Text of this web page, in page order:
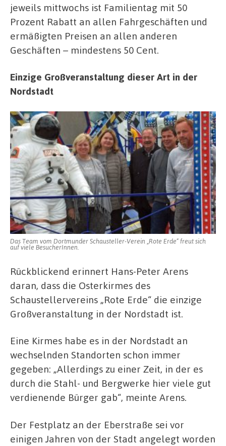
jeweils mittwochs ist Familientag mit 50
Prozent Rabatt an allen Fahrgeschäften und
ermäßigten Preisen an allen anderen
Geschäften – mindestens 50 Cent.
Einzige Großveranstaltung dieser Art in der
Nordstadt
Das Team vom Dortmunder Schausteller-Verein „Rote Erde“ freut sich
auf viele BesucherInnen.
Rückblickend erinnert Hans-Peter Arens
daran, dass die Osterkirmes des
Schaustellervereins „Rote Erde“ die einzige
Großveranstaltung in der Nordstadt ist.
Eine Kirmes habe es in der Nordstadt an
wechselnden Standorten schon immer
gegeben: „Allerdings zu einer Zeit, in der es
durch die Stahl- und Bergwerke hier viele gut
verdienende Bürger gab“, meinte Arens.
Der Festplatz an der Eberstraße sei vor
einigen Jahren von der Stadt angelegt worden